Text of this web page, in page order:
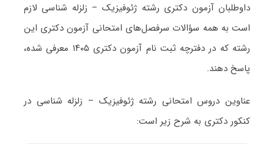
داوطلبان آزمون دکتری رشته ژئوفیزیک – زلزله شناسی لازم
است به همه سؤالات سرفصل‌های امتحانی آزمون دکتری این
رشته که در دفترچه‌ ثبت نام آزمون دکتری ۱۴۰۵ معرفی شده،
پاسخ دهند.
عناوین دروس امتحانی رشته ژئوفیزیک – زلزله شناسی در
کنکور دکتری به شرح زیر است: